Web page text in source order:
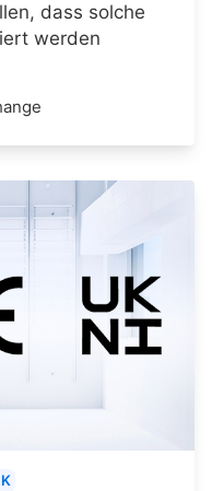
dass solche
werden